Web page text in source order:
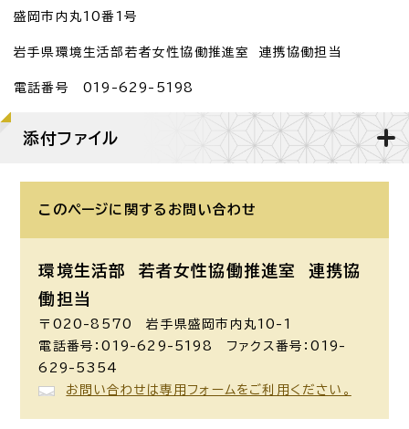
盛岡市内丸10番1号
岩手県環境生活部若者女性協働推進室 連携協働担当
電話番号 019-629-5198
添付ファイル
このページに関する お問い合わせ
環境生活部 若者女性協働推進室
連携協
働担当
〒020-8570 岩手県盛岡市内丸10-1
電話番号：019-629-5198 ファクス番号：019-
629-5354
お問い合わせは専用フォームをご利用ください。